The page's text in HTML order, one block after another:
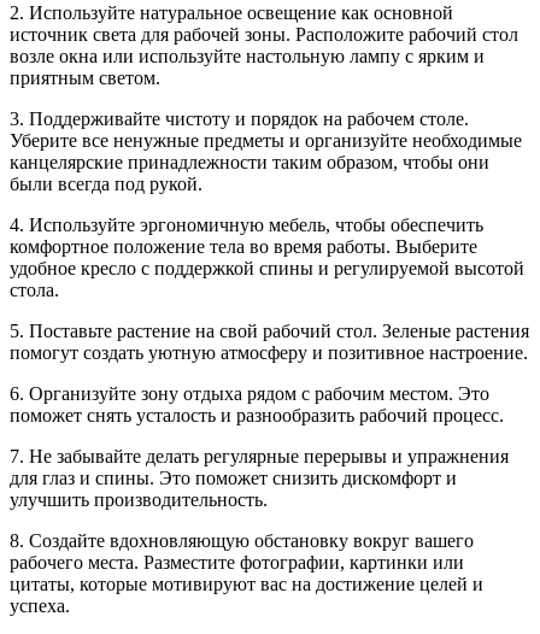
2. Используйте натуральное освещение как основной
источник света для рабочей зоны. Расположите рабочий стол
возле окна или используйте настольную лампу с ярким и
приятным светом.
3. Поддерживайте чистоту и порядок на рабочем столе.
Уберите все ненужные предметы и организуйте необходимые
канцелярские принадлежности таким образом, чтобы они
были всегда под рукой.
4. Используйте эргономичную мебель, чтобы обеспечить
комфортное положение тела во время работы. Выберите
удобное кресло с поддержкой спины и регулируемой высотой
стола.
5. Поставьте растение на свой рабочий стол. Зеленые растения
помогут создать уютную атмосферу и позитивное настроение.
6. Организуйте зону отдыха рядом с рабочим местом. Это
поможет снять усталость и разнообразить рабочий процесс.
7. Не забывайте делать регулярные перерывы и упражнения
для глаз и спины. Это поможет снизить дискомфорт и
улучшить производительность.
8. Создайте вдохновляющую обстановку вокруг вашего
рабочего места. Разместите фотографии, картинки или
цитаты, которые мотивируют вас на достижение целей и
успеха.